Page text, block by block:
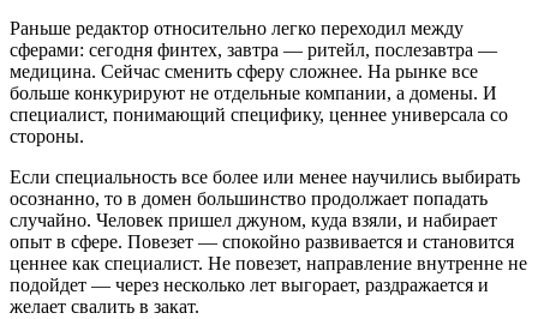
Раньше редактор относительно легко переходил между
сферами: сегодня финтех, завтра — ритейл, послезавтра —
медицина. Сейчас сменить сферу сложнее. На рынке все
больше конкурируют не отдельные компании, а домены. И
специалист, понимающий специфику, ценнее универсала со
стороны.
Если специальность все более или менее научились выбирать
осознанно, то в домен большинство продолжает попадать
случайно. Человек пришел джуном, куда взяли, и набирает
опыт в сфере. Повезет — спокойно развивается и становится
ценнее как специалист. Не повезет, направление внутренне не
подойдет — через несколько лет выгорает, раздражается и
желает свалить в закат.